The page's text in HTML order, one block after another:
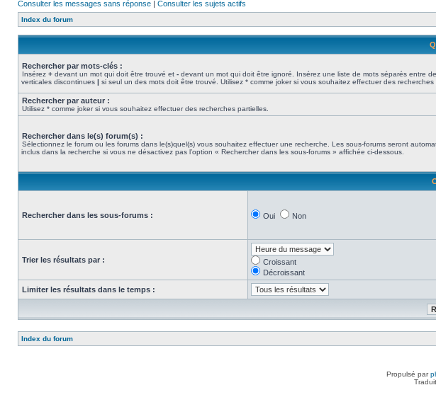
Consulter les messages sans réponse | Consulter les sujets actifs
Index du forum
Rechercher par mots-clés :
Insérez + devant un mot qui doit être trouvé et - devant un mot qui doit être ignoré. Insérez une liste de mots séparés entre
verticales discontinues | si seul un des mots doit être trouvé. Utilisez * comme joker si vous souhaitez effectuer des recherches
Rechercher par auteur :
Utilisez * comme joker si vous souhaitez effectuer des recherches partielles.
Rechercher dans le(s) forum(s) :
Sélectionnez le forum ou les forums dans le(s)quel(s) vous souhaitez effectuer une recherche. Les sous-forums seront
inclus dans la recherche si vous ne désactivez pas l’option « Rechercher dans les sous-forums » affichée ci-dessous.
Rechercher dans les sous-forums : Oui Non
Trier les résultats par :
Croissant
Décroissant
Limiter les résultats dans le temps :
Index du forum
Propulsé par